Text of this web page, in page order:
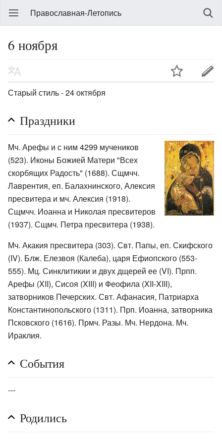
Православная-Летопись
6 ноября
Старый стиль - 24 октября
Праздники
Мч. Арефы и с ним 4299 мучеников
(523). Иконы Божией Матери "Всех
скорбящих Радость" (1688). Сщмчч.
Лаврентия, еп. Балахнинского, Алексия
пресвитера и мч. Алексия (1918).
Сщмчч. Иоанна и Николая пресвитеров
(1937). Сщмч. Петра пресвитера (1938).
Мч. Акакия пресвитера (303). Свт. Папы, еп. Скифского
(IV). Блж. Елезвоя (Калеба), царя Ефиопского (553-
555). Мц. Синклитикии и двух дщерей ее (VI). Прпп.
Арефы (XII), Сисоя (XIII) и Феофила (XII-XIII),
затворников Печерских. Свт. Афанасия, Патриарха
Константинопольского (1311). Прп. Иоанна, затворника
Псковского (1616). Прмч. Разы. Мч. Нердона. Мч.
Ираклия.
События
---
Родились